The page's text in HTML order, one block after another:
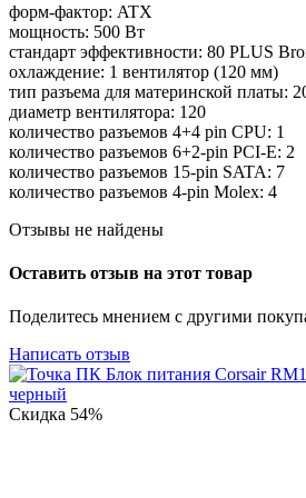
форм-фактор: ATX
мощность: 500 Вт
стандарт эффективности: 80 PLUS
охлаждение: 1 вентилятор (120 мм)
тип разъема для материнской платы:
диаметр вентилятора: 120
количество разъемов 4+4 pin CPU: 1
количество разъемов 6+2-pin PCI-E: 2
количество разъемов 15-pin SATA: 7
количество разъемов 4-pin Molex: 4
Отзывы не найдены
Оставить отзыв на этот товар
Поделитесь мнением с другими
Написать отзыв
Скидка 54%